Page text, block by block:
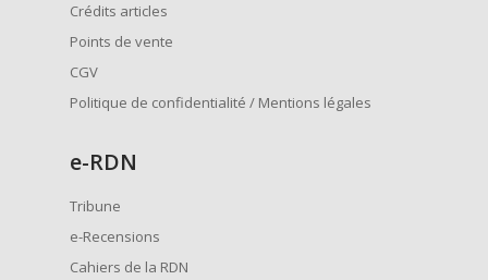
Crédits articles
Points de vente
CGV
Politique de confidentialité / Mentions légales
e-RDN
Tribune
e-Recensions
Cahiers de la RDN